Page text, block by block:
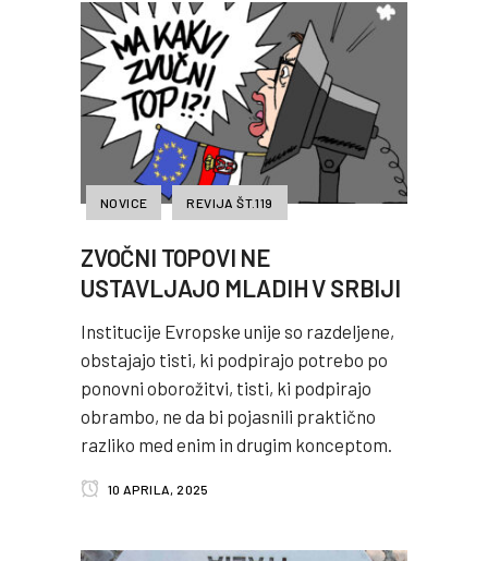
NOVICE REVIJA ŠT.119
ZVOČNI TOPOVI NE
USTAVLJAJO MLADIH V SRBIJI
Institucije Evropske unije so razdeljene,
obstajajo tisti, ki podpirajo potrebo po
ponovni oborožitvi, tisti, ki podpirajo
obrambo, ne da bi pojasnili praktično
razliko med enim in drugim konceptom.
10 APRILA, 2025